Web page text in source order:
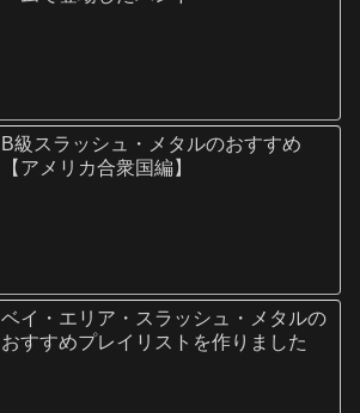
B級スラッシュ・メタルのおすすめ
【アメリカ合衆国編】
ベイ・エリア・スラッシュ・メタルの
おすすめプレイリストを作りました